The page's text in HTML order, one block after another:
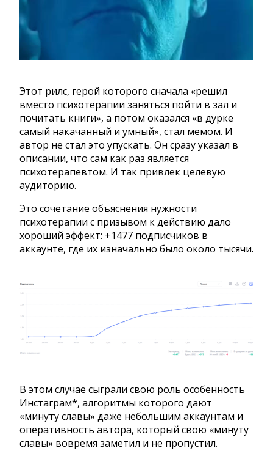
Этот рилс, герой которого сначала «решил
вместо психотерапии заняться пойти в зал и
почитать книги», а потом оказался «в дурке
самый накачанный и умный», стал мемом. И
автор не стал это упускать. Он сразу указал в
описании, что сам как раз является
психотерапевтом. И так привлек целевую
аудиторию.
Это сочетание объяснения нужности
психотерапии с призывом к действию дало
хороший эффект: +1477 подписчиков в
аккаунте, где их изначально было около тысячи.
В этом случае сыграли свою роль особенность
Инстаграм*, алгоритмы которого дают
«минуту славы» даже небольшим аккаунтам и
оперативность автора, который свою «минуту
славы» вовремя заметил и не пропустил.